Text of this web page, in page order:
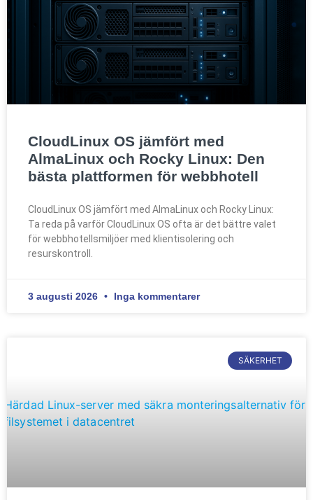
CloudLinux OS jämfört med
AlmaLinux och Rocky Linux: Den
bästa plattformen för webbhotell
CloudLinux OS jämfört med AlmaLinux och Rocky Linux:
Ta reda på varför CloudLinux OS ofta är det bättre valet
för webbhotellsmiljöer med klientisolering och
resurskontroll.
3 augusti 2026 Inga kommentarer
SÄKERHET